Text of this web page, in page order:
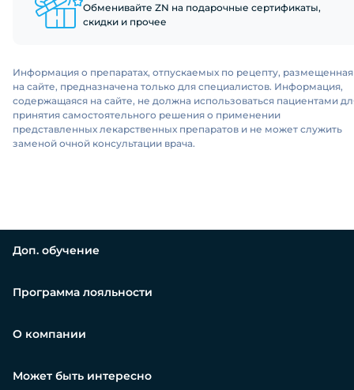
Обменивайте ZN на подарочные сертификаты,
скидки и прочее
Информация о препаратах, отпускаемых по рецепту, размещенная
на сайте, предназначена только для специалистов. Информация,
содержащаяся на сайте, не должна использоваться пациентами
принятия самостоятельного решения о применении
представленных лекарственных препаратов и не может служить
заменой очной консультации врача.
Доп. обучение
Программа лояльности
О компании
Может быть интересно